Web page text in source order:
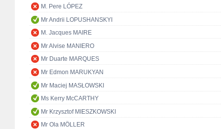
M. Pere LÓPEZ
Mr Andrii LOPUSHANSKYI
M. Jacques MAIRE
Mr Alvise MANIERO
Mr Duarte MARQUES
Mr Edmon MARUKYAN
Mr Maciej MASŁOWSKI
Ms Kerry McCARTHY
Mr Krzysztof MIESZKOWSKI
Mr Ola MÖLLER